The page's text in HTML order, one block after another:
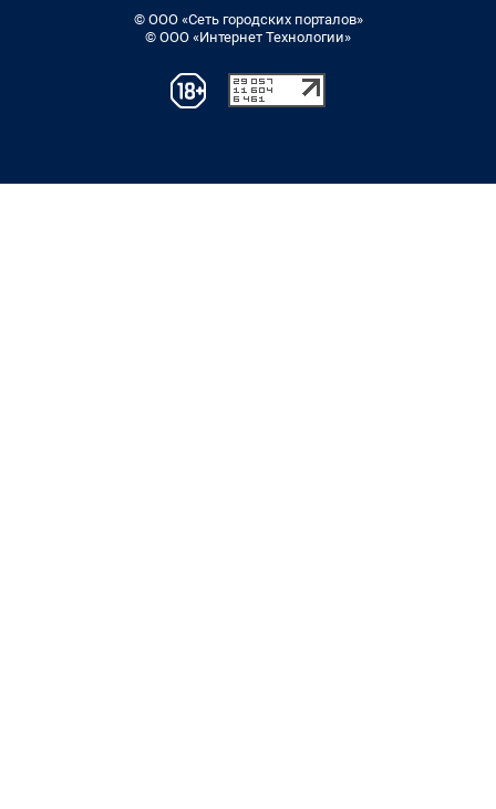
© ООО «Сеть городских порталов»
© ООО «Интернет Технологии»